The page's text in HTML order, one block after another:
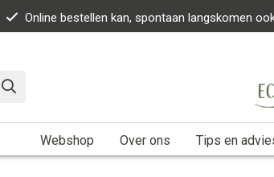
Online bestellen kan, spontaan langskomen
Webshop Over ons Tips en